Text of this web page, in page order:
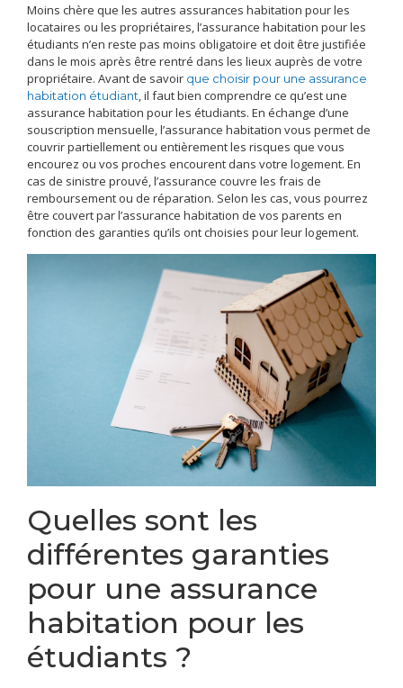
Moins chère que les autres assurances habitation pour les
locataires ou les propriétaires, l’assurance habitation pour les
étudiants n’en reste pas moins obligatoire et doit être justifiée
dans le mois après être rentré dans les lieux auprès de votre
propriétaire. Avant de savoir que choisir pour une assurance
habitation étudiant, il faut bien comprendre ce qu’est une
assurance habitation pour les étudiants. En échange d’une
souscription mensuelle, l’assurance habitation vous permet de
couvrir partiellement ou entièrement les risques que vous
encourez ou vos proches encourent dans votre logement. En
cas de sinistre prouvé, l’assurance couvre les frais de
remboursement ou de réparation. Selon les cas, vous pourrez
être couvert par l’assurance habitation de vos parents en
fonction des garanties qu’ils ont choisies pour leur logement.
Quelles sont les
différentes garanties
pour une assurance
habitation pour les
étudiants ?